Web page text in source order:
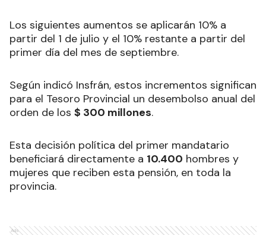
Los siguientes aumentos se aplicarán 10% a
partir del 1 de julio y el 10% restante a partir del
primer día del mes de septiembre.
Según indicó Insfrán, estos incrementos significan
para el Tesoro Provincial un desembolso anual del
orden de los $ 300 millones.
Esta decisión política del primer mandatario
beneficiará directamente a 10.400 hombres y
mujeres que reciben esta pensión, en toda la
provincia.
Ads